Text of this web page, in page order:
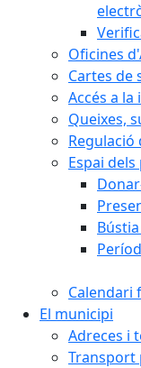
Oficines
Cartes de
Accés a
Queixes,
Espai
Calendari
El municipi
Adreces i
Transport